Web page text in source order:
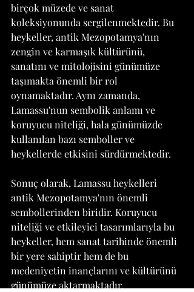
birçok müzede ve sanat
koleksiyonunda sergilenmektedir. Bu
heykeller, antik Mezopotamya'nın
zengin ve karmaşık kültürünü,
sanatını ve mitolojisini günümüze
taşımakta önemli bir rol
oynamaktadır. Aynı zamanda,
Lamassu'nun sembolik anlamı ve
koruyucu niteliği, hala günümüzde
kullanılan bazı semboller ve
heykellerde etkisini sürdürmektedir.
Sonuç olarak, Lamassu heykelleri
antik Mezopotamya'nın önemli
sembollerinden biridir. Koruyucu
niteliği ve etkileyici tasarımlarıyla bu
heykeller, hem sanat tarihinde önemli
bir yere sahiptir hem de bu
medeniyetin inançlarını ve kültürünü
günümüze aktarmaktadır.